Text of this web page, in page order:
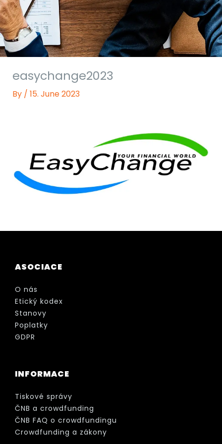
easychange2023
By / 15. June 2023
ASOCIACE
O nás
Etický kodex
Stanovy
Poplatky
GDPR
INFORMACE
Tiskové správy
ČNB a crowdfunding
ČNB FAQ o crowdfundingu
Crowdfunding a zákony